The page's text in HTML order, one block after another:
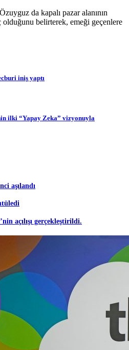
da kapalı pazar alanının
belirterek, emeği geçenlere
iniş yaptı
ilki “Yapay Zeka” vizyonuyla
aşılandı
açılışı gerçekleştirildi.